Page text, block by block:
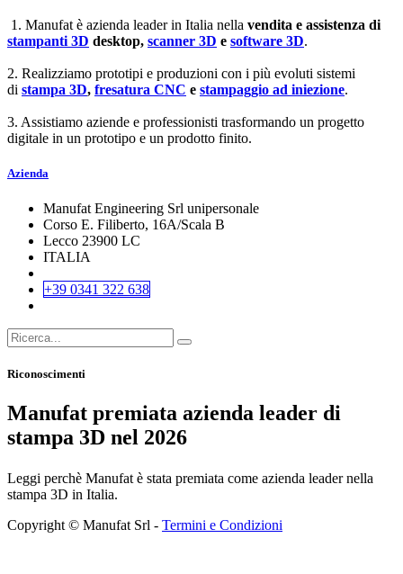
1. Manufat è azienda leader in Italia nella vendita e assistenza di
stampanti 3D desktop, scanner 3D e software 3D.
2. Realizziamo prototipi e produzioni con i più evoluti sistemi
di stampa 3D, fresatura CNC e stampaggio ad iniezione.
3. Assistiamo aziende e professionisti trasformando un progetto
digitale in un prototipo e un prodotto finito.
Azienda
Manufat Engineering Srl unipersonale
Corso E. Filiberto, 16A/Scala B
Lecco 23900 LC
ITALIA
+39 0341 322 638
Riconoscimenti
Manufat premiata azienda leader di
stampa 3D nel 2026
Leggi perchè Manufat è stata premiata come azienda leader nella
stampa 3D in Italia.
Copyright © Manufat Srl - Termini e Condizioni